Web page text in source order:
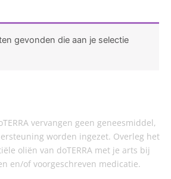
gevonden die aan je selectie
vervangen geen geneesmiddel,
worden ingezet. Overleg het
oliën van doTERRA met je arts bij
en/of voorgeschreven medicatie.